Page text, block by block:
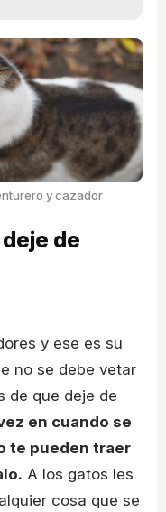
y cazador
de
y ese es su
no se debe vetar
de que deje de
en cuando se
te pueden traer
A los gatos les
cosa que se